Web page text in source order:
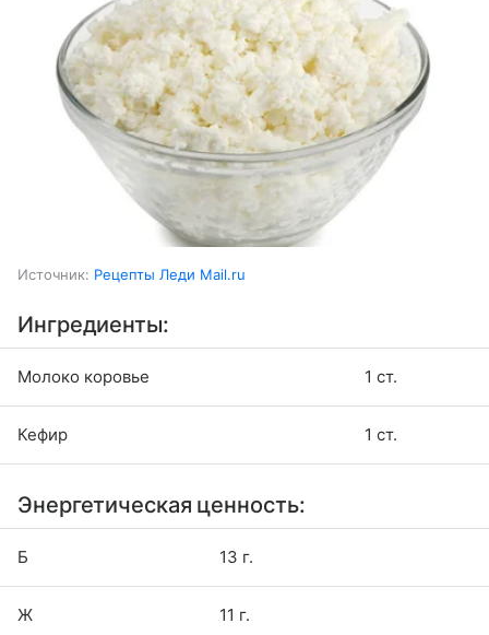
Источник: Рецепты Леди Mail.ru
Ингредиенты:
Молоко коровье 1 ст.
Кефир 1 ст.
Энергетическая ценность:
Б 13 г.
Ж 11 г.